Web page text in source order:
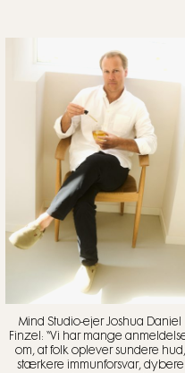
Mind Studio-ejer Joshua Daniel
Finzel: “Vi har mange
om, at folk oplever sundere hud,
stærkere immunforsvar, dybere